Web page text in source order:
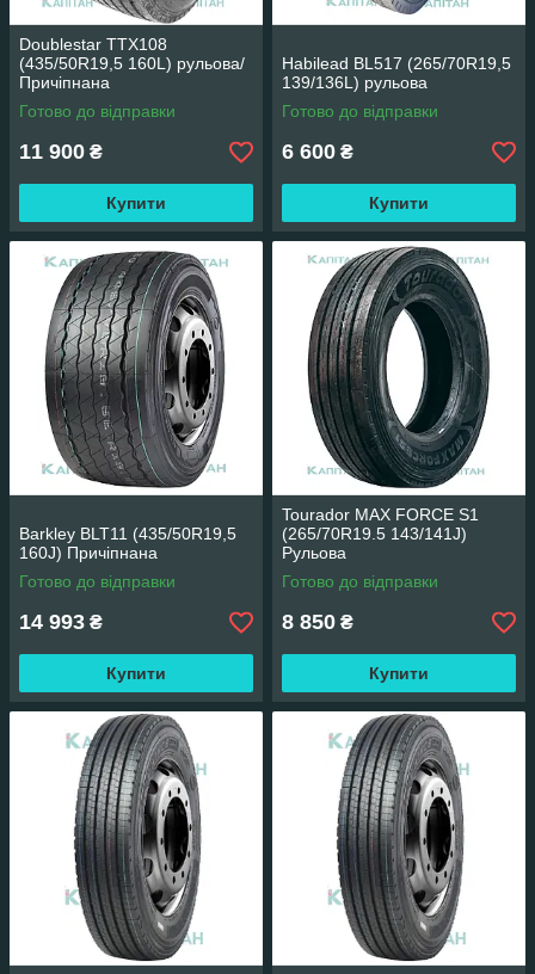
Doublestar TTX108
(435/50R19,5 160L) рульова/
Причіпнана
Готово до відправки
11 900 ₴
Купити
Habilead BL517 (265/70R19,5
139/136L) рульова
Готово до відправки
6 600 ₴
Купити
Barkley BLT11 (435/50R19,5
160J) Причіпнана
Готово до відправки
14 993 ₴
Купити
Tourador MAX FORCE S1
(265/70R19.5 143/141J)
Рульова
Готово до відправки
8 850 ₴
Купити